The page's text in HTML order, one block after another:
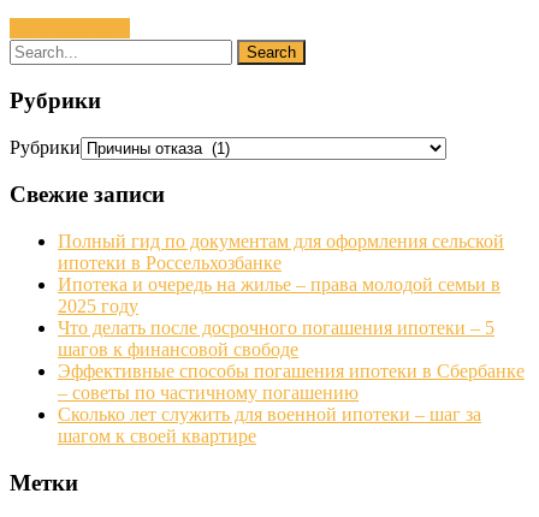
Рубрики
Рубрики
Свежие записи
Полный гид по документам для оформления сельской
ипотеки в Россельхозбанке
Ипотека и очередь на жилье – права молодой семьи в
2025 году
Что делать после досрочного погашения ипотеки – 5
шагов к финансовой свободе
Эффективные способы погашения ипотеки в Сбербанке
– советы по частичному погашению
Сколько лет служить для военной ипотеки – шаг за
шагом к своей квартире
Метки